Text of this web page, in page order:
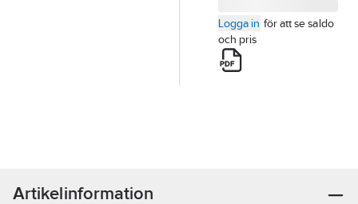
Logga in för att se saldo
och pris
Artikelinformation